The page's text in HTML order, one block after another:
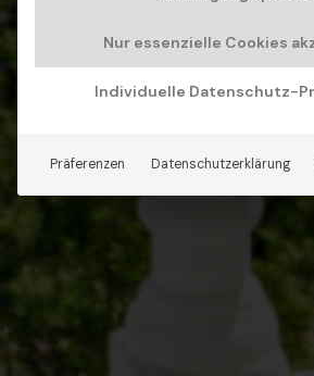
Nur essenzielle Cookies
Individuelle Datenschutz-
Präferenzen Datenschutzerklärung